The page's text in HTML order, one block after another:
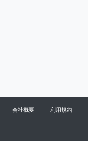
会社概要 利用規約